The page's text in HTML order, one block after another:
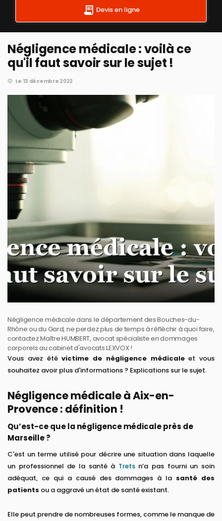
Devis en ligne
Négligence médicale : voilà ce
qu'il faut savoir sur le sujet !
Le 13 décembre 2022
Négligence médicale dans le département des Bouches-du-
Rhône ou du Gard, ne perdez plus de temps à réfléchir à quoi faire,
contactez Maître HUMBERT, avocat spécialiste en dommages
corporels au cabinet d'avocats LEXVOX !
Vous avez étévictime de négligence médicaleet vous
souhaitez avoir plus d'informations ? Explications sur le sujet.
Négligence médicale à Aix-en-
Provence : définition !
Qu’est-ce que la négligence médicale près de
Marseille ?
C'est un terme utilisé pour décrire une situation dans laquelle
un professionnel de la santé à Tretsn’a pas fourni un soin
adéquat, ce qui a causé des dommages à la santé des
patients ou a aggravé un état de santé existant.
Elle peut prendre de nombreuses formes, comme le manque de